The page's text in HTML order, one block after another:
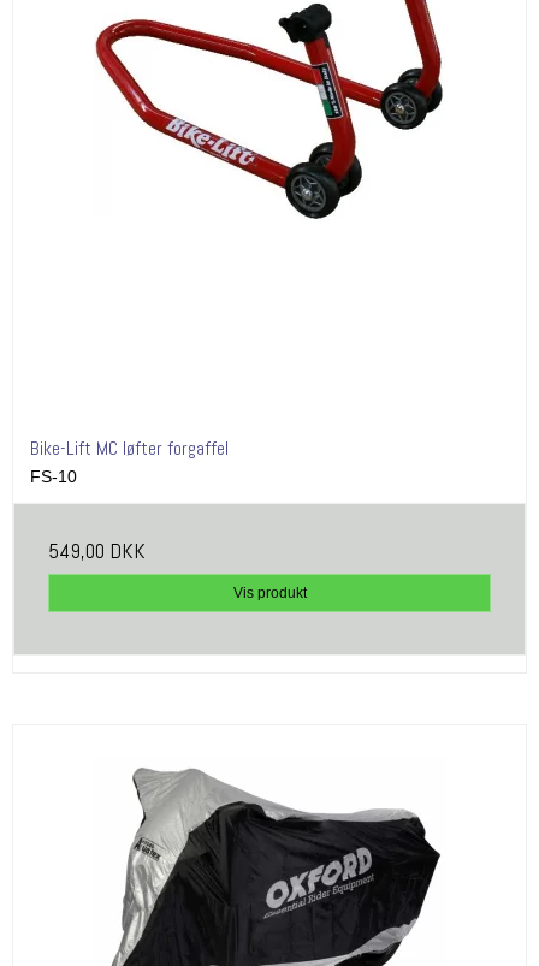
Bike-Lift MC løfter forgaffel
FS-10
549,00 DKK
Vis produkt